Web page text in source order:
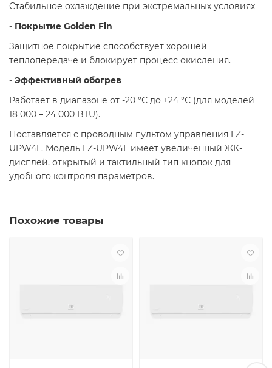
Стабильное охлаждение при экстремальных условиях
- Покрытие Golden Fin
Защитное покрытие способствует хорошей
теплопередаче и блокирует процесс окисления.
- Эффективный обогрев
Работает в диапазоне от -20 °С до +24 °С (для моделей
18 000 – 24 000 BTU).
Поставляется с проводным пультом управления LZ-
UPW4L. Модель LZ-UPW4L имеет увеличенный ЖК-
дисплей, открытый и тактильный тип кнопок для
удобного контроля параметров.
Похожие товары